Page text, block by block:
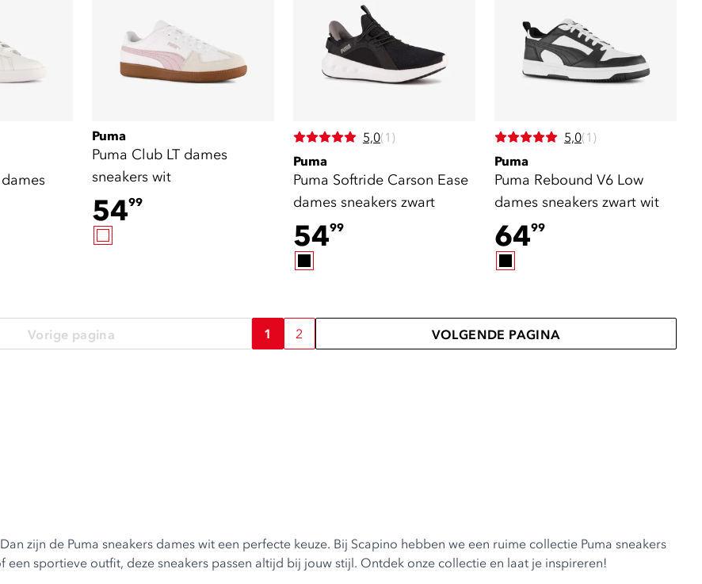
Puma
Puma Club LT dames
sneakers wit
5499
5,0(1)
Puma
Puma Softride Carson Ease
dames sneakers zwart
5499
5,0(1)
Puma
Puma Rebound V6 Low
dames sneakers zwart wit
6499
Vorige pagina 1 2 VOLGENDE PAGINA
zijn de Puma sneakers dames wit een perfecte keuze. Bij Scapino hebben we een ruime collectie Puma sneakers
sportieve outfit, deze sneakers passen altijd bij jouw stijl. Ontdek onze collectie en laat je inspireren!